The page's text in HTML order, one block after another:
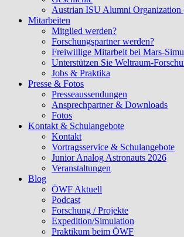
Austrian ISU Alumni
Mitarbeiten
Mitglied werden?
Forschungspartner werden?
Freiwillige Mitarbeit bei Mars-
Unterstützen Sie Weltraum-
Jobs & Praktika
Presse & Fotos
Presseaussendungen
Ansprechpartner & Downloads
Fotos
Kontakt & Schulangebote
Kontakt
Vortragsservice & Schulangebote
Junior Analog Astronauts 2026
Veranstaltungen
Blog
ÖWF Aktuell
Podcast
Forschung / Projekte
Expedition/Simulation
Praktikum beim ÖWF